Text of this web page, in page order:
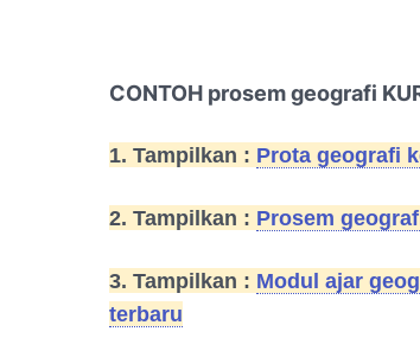
CONTOH prosem geografi
1. Tampilkan : Prota geografi
2. Tampilkan : Prosem
3. Tampilkan : Modul ajar
terbaru